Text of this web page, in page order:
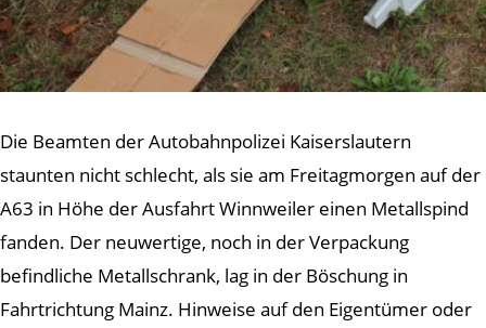
Die Beamten der Autobahnpolizei Kaiserslautern
staunten nicht schlecht, als sie am Freitagmorgen auf der
A63 in Höhe der Ausfahrt Winnweiler einen Metallspind
fanden. Der neuwertige, noch in der Verpackung
befindliche Metallschrank, lag in der Böschung in
Fahrtrichtung Mainz. Hinweise auf den Eigentümer oder